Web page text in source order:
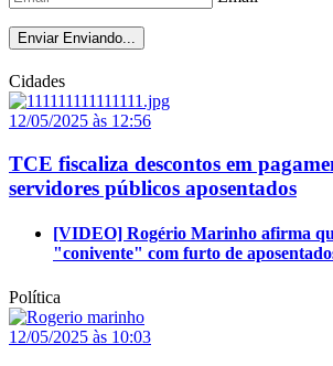
Enviar Enviando...
Cidades
12/05/2025 às 12:56
TCE fiscaliza descontos em
servidores públicos aposentados
[VIDEO] Rogério Marinho afirma
"conivente" com furto de
Política
12/05/2025 às 10:03